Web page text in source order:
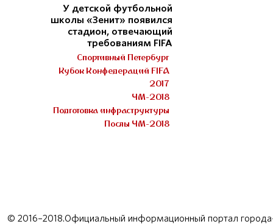
У детской футбольной
школы «Зенит» появился
стадион, отвечающий
требованиям FIFA
Спортивный Петербург
Кубок Конфедераций FIFA
2017
ЧМ-2018
Подготовка инфраструктуры
Послы ЧМ-2018
© 2016–2018.Официальный информационный портал